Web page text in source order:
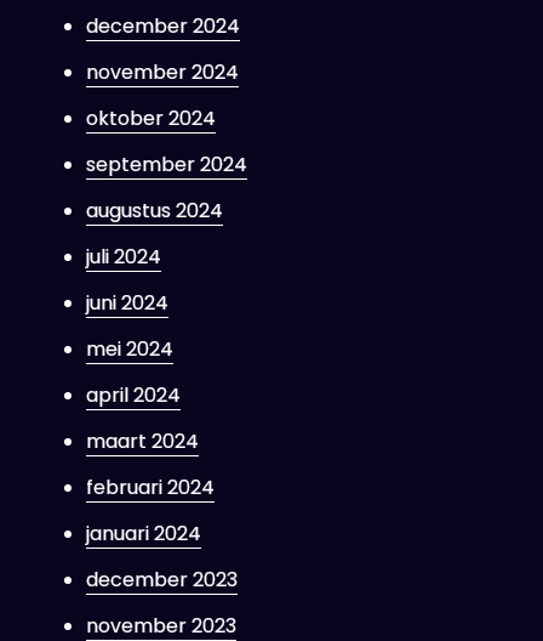
december 2024
november 2024
oktober 2024
september 2024
augustus 2024
juli 2024
juni 2024
mei 2024
april 2024
maart 2024
februari 2024
januari 2024
december 2023
november 2023